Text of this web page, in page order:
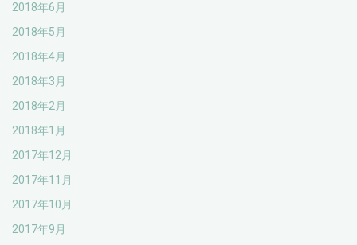
2018年6月
2018年5月
2018年4月
2018年3月
2018年2月
2018年1月
2017年12月
2017年11月
2017年10月
2017年9月